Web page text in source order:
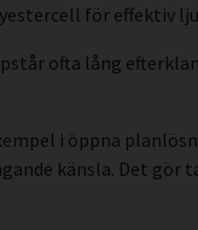
för effektiv
ofta lång
i öppna
känsla. Det